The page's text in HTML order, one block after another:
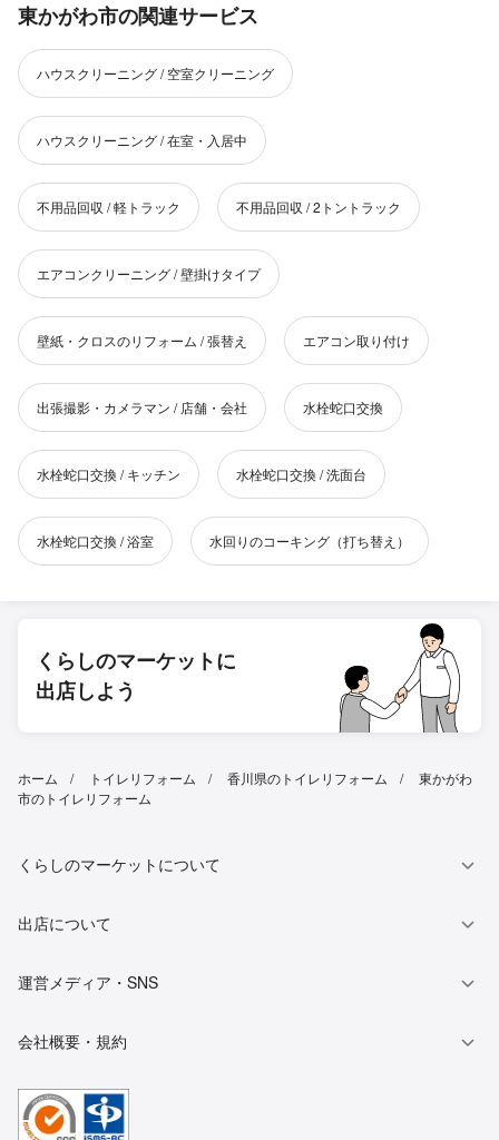
東かがわ市の関連サービス
ハウスクリーニング / 空室クリーニング
ハウスクリーニング / 在室・入居中
不用品回収 / 軽トラック 不用品回収 / 2トントラック
エアコンクリーニング / 壁掛けタイプ
壁紙・クロスのリフォーム / 張替え エアコン取り付け
出張撮影・カメラマン / 店舗・会社 水栓蛇口交換
水栓蛇口交換 / キッチン 水栓蛇口交換 / 洗面台
水栓蛇口交換 / 浴室 水回りのコーキング（打ち替え）
くらしのマーケットに
出店しよう
ホーム トイレリフォーム 香川県のトイレリフォーム
東かがわ
市のトイレリフォーム
くらしのマーケットについて
出店について
運営メディア・SNS
会社概要・規約